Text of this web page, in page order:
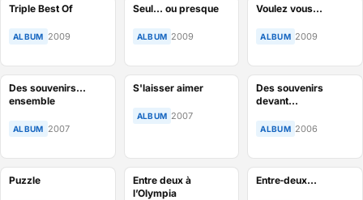
Triple Best Of
ALBUM 2009
Seul… ou presque
ALBUM 2009
Voulez vous...
ALBUM 2009
Des souvenirs...
ensemble
ALBUM 2007
S'laisser aimer
ALBUM 2007
Des souvenirs
devant…
ALBUM 2006
Puzzle
Entre deux à
l’Olympia
Entre‐deux…